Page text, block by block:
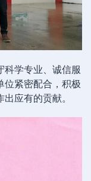
科学专业、诚信服
位紧密配合，积极
应有的贡献。